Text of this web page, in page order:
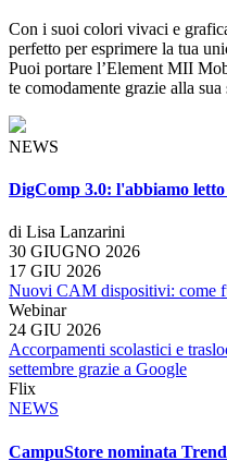
Con i suoi colori vivaci e
perfetto per esprimere la tua
Puoi portare l’Element MII
te comodamente grazie alla
NEWS
DigComp 3.0: l'abbiamo
di Lisa Lanzarini
30 GIUGNO 2026
17 GIU 2026
Nuovi CAM dispositivi: come
Webinar
24 GIU 2026
Accorpamenti scolastici e
settembre grazie a Google
Flix
NEWS
CampuStore nominata